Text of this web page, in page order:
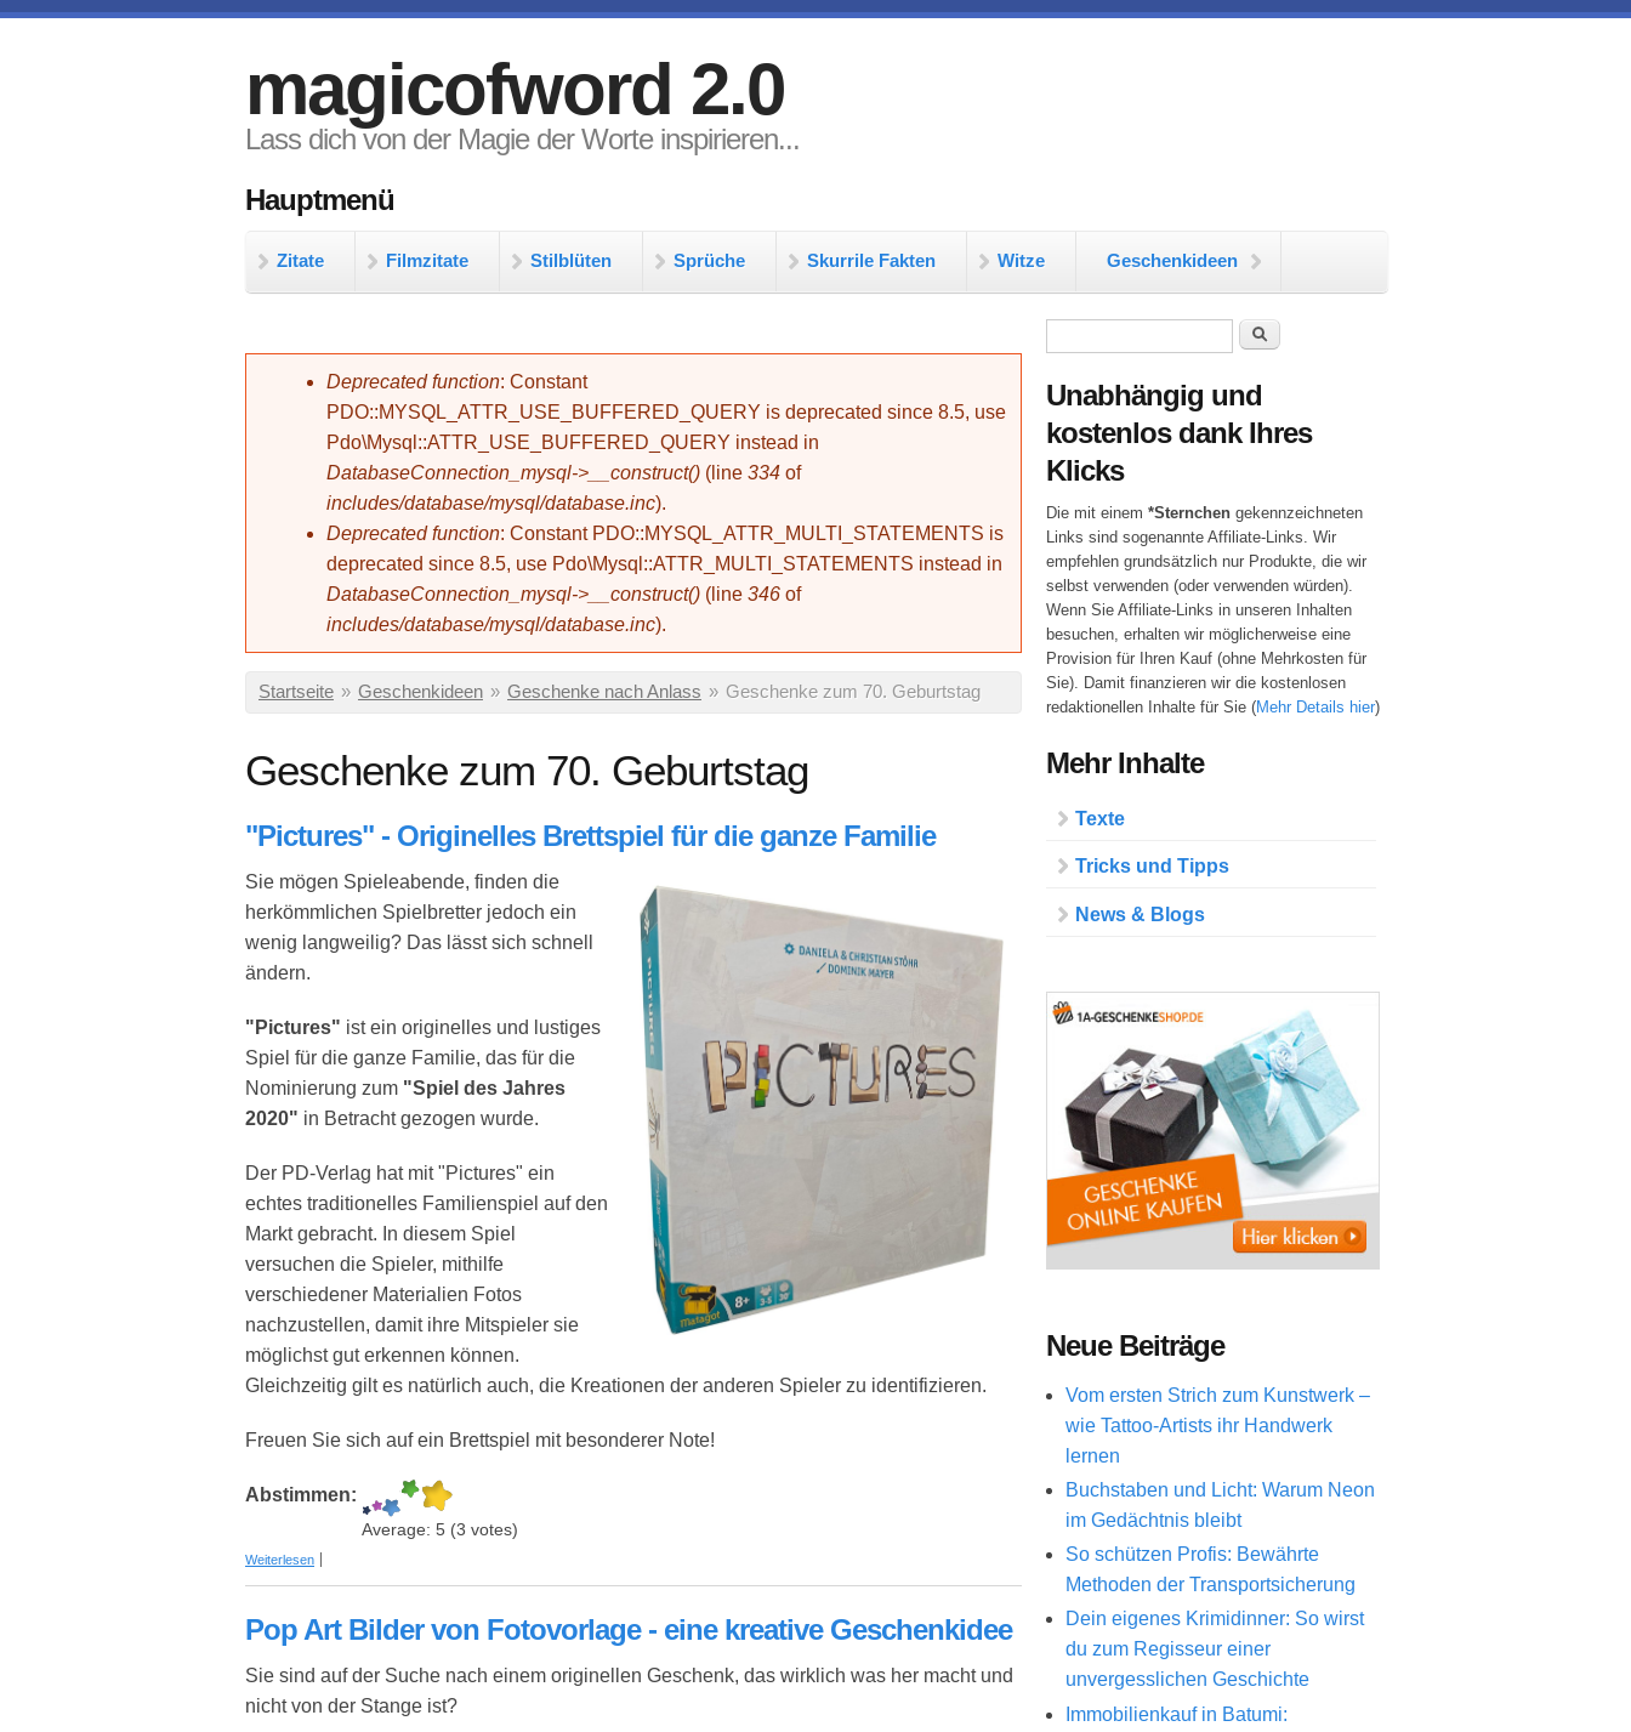
magicofword 2.0
Lass dich von der Magie der Worte inspirieren...
Hauptmenü
Zitate Filmzitate Stilblüten Sprüche Skurrile Fakten Witze Geschenkideen
Fehlermeldung
Deprecated function: Constant
PDO::MYSQL_ATTR_USE_BUFFERED_QUERY is deprecated since 8.5, use
Pdo\Mysql::ATTR_USE_BUFFERED_QUERY instead in
DatabaseConnection_mysql->__construct() (line 334 of
includes/database/mysql/database.inc).
Deprecated function: Constant PDO::MYSQL_ATTR_MULTI_STATEMENTS is
deprecated since 8.5, use Pdo\Mysql::ATTR_MULTI_STATEMENTS instead in
DatabaseConnection_mysql->__construct() (line 346 of
includes/database/mysql/database.inc).
Sie sind hier
Startseite » Geschenkideen » Geschenke nach Anlass » Geschenke zum 70. Geburtstag
Geschenke zum 70. Geburtstag
"Pictures" - Originelles Brettspiel für die ganze Familie
Sie mögen Spieleabende, finden die
herkömmlichen Spielbretter jedoch ein
wenig langweilig? Das lässt sich schnell
ändern.
"Pictures" ist ein originelles und lustiges
Spiel für die ganze Familie, das für die
Nominierung zum "Spiel des Jahres
2020" in Betracht gezogen wurde.
Der PD-Verlag hat mit "Pictures" ein
echtes traditionelles Familienspiel auf den
Markt gebracht. In diesem Spiel
versuchen die Spieler, mithilfe
verschiedener Materialien Fotos
nachzustellen, damit ihre Mitspieler sie
möglichst gut erkennen können.
Gleichzeitig gilt es natürlich auch, die Kreationen der anderen Spieler zu identifizieren.
Freuen Sie sich auf ein Brettspiel mit besonderer Note!
Abstimmen:
Average: 5 (3 votes)
Weiterlesen über "Pictures" - Originelles Brettspiel für die ganze Familie
Pop Art Bilder von Fotovorlage - eine kreative Geschenkidee
Sie sind auf der Suche nach einem originellen Geschenk, das wirklich was her macht und
nicht von der Stange ist?
Suche
Unabhängig und
kostenlos dank Ihres
Klicks
Die mit einem *Sternchen gekennzeichneten
Links sind sogenannte Affiliate-Links. Wir
empfehlen grundsätzlich nur Produkte, die wir
selbst verwenden (oder verwenden würden).
Wenn Sie Affiliate-Links in unseren Inhalten
besuchen, erhalten wir möglicherweise eine
Provision für Ihren Kauf (ohne Mehrkosten für
Sie). Damit finanzieren wir die kostenlosen
redaktionellen Inhalte für Sie (Mehr Details hier)
Mehr Inhalte
Texte
Tricks und Tipps
News & Blogs
Neue Beiträge
Vom ersten Strich zum Kunstwerk –
wie Tattoo-Artists ihr Handwerk
lernen
Buchstaben und Licht: Warum Neon
im Gedächtnis bleibt
So schützen Profis: Bewährte
Methoden der Transportsicherung
Dein eigenes Krimidinner: So wirst
du zum Regisseur einer
unvergesslichen Geschichte
Immobilienkauf in Batumi: